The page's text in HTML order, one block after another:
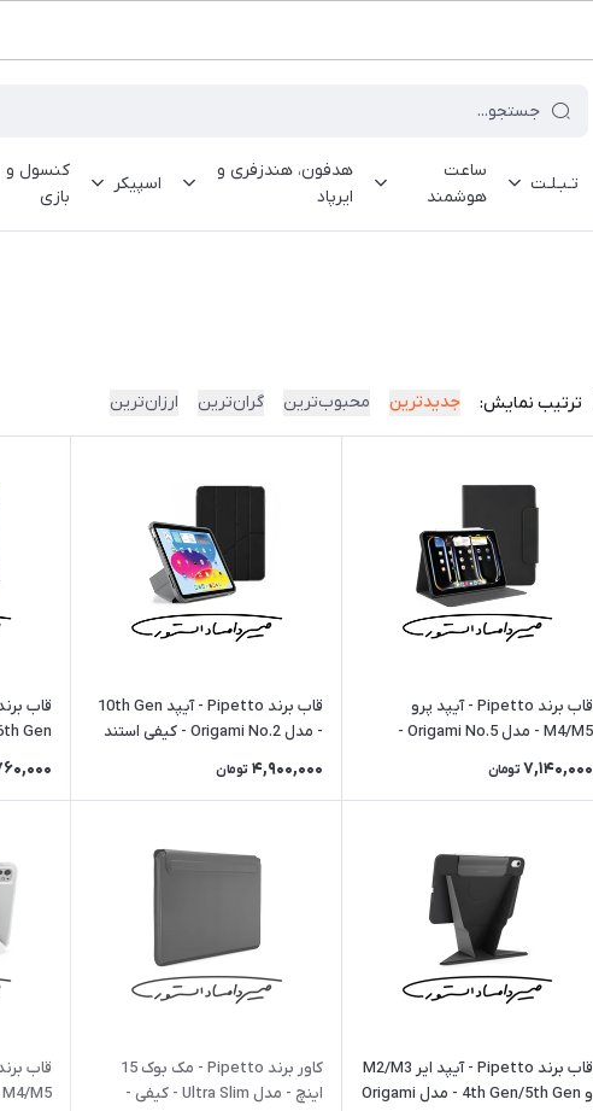
تـبـلـت
ساعت
هوشمند
هدفون، هندزفری و
ایرپاد
اسپیکر
کنسول و
بازی
ترتیب نمایش: جدیدترین محبوب‌ترین گران‌ترین ارزان‌ترین
قاب برند Pipetto - آیپد پرو
M4/M5 - مدل Origami No.5 -
کیفی استند دار - مشکی
7,140,000 تومان
قاب برند Pipetto - آیپد 10th Gen
- مدل Origami No.2 - کیفی استند
4,900,000 تومان
قاب برند Pipetto - آیپد ایر M2/M3
و 4th Gen/5th Gen - مدل Origami
کاور برند Pipetto - مک بوک 15
اینچ - مدل Ultra Slim - کیفی -